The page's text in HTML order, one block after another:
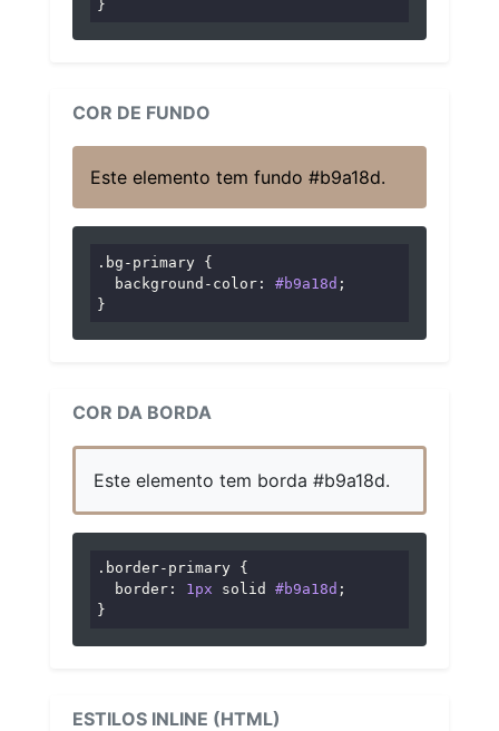
}
COR DE FUNDO
Este elemento tem fundo #b9a18d.
.bg-primary {
background-color : #b9a18d ;
}
COR DA BORDA
Este elemento tem borda #b9a18d.
.border-primary {
border : 1px solid #b9a18d ;
}
ESTILOS INLINE (HTML)